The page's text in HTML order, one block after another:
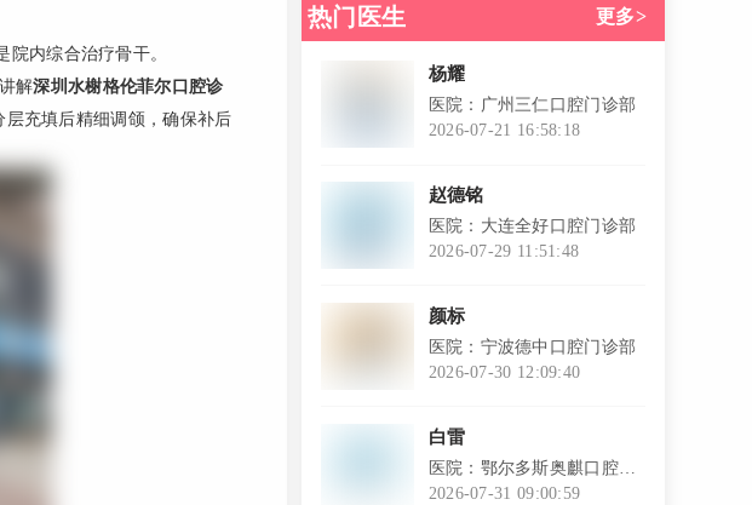
内综合治疗骨干。
解深圳水榭格伦菲尔口腔诊
充填后精细调颌，确保补后
热门医生 更多>
杨耀
医院：广州三仁口腔门诊部
2026-07-21 16:58:18
赵德铭
医院：大连全好口腔门诊部
2026-07-29 11:51:48
颜标
医院：宁波德中口腔门诊部
2026-07-30 12:09:40
白雷
医院：鄂尔多斯奥麒口腔医
院
2026-07-31 09:00:59